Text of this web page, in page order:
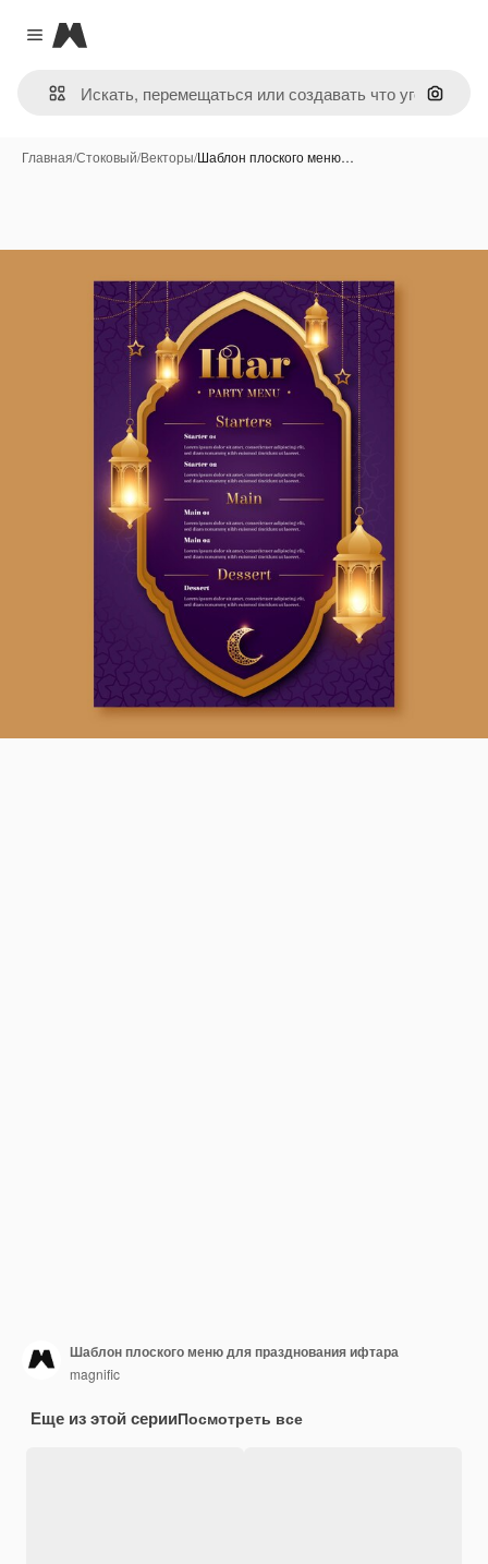
Close menu
Magnific
Поиск
Главная/Стоковый/Векторы/Шаблон плоского меню…
Шаблон плоского меню для празднования ифтара
magnific
Еще из этой серииПосмотреть все